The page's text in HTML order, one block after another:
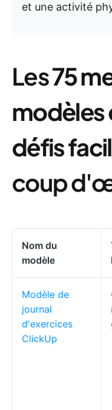
et une activité
Les75
modèles
défis
coup
Nom du
modèle
Modèle de
journal
d'exercices
ClickUp